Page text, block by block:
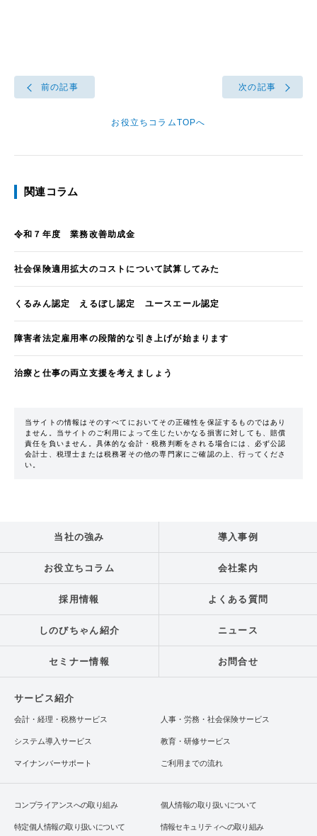
前の記事
お役立ちコラムTOPへ
次の記事
関連コラム
令和７年度 業務改善助成金
社会保険適用拡大のコストについて試算してみた
くるみん認定 えるぼし認定 ユースエール認定
障害者法定雇用率の段階的な引き上げが始まります
治療と仕事の両立支援を考えましょう
当サイトの情報はそのすべてにおいてその正確性を保証するものではあり
ません。当サイトのご利用によって生じたいかなる損害に対しても、賠償
責任を負いません。具体的な会計・税務判断をされる場合には、必ず公認
会計士、税理士または税務署その他の専門家にご確認の上、行ってくださ
い。
当社の強み 導入事例
お役立ちコラム 会社案内
採用情報 よくある質問
しのびちゃん紹介 ニュース
セミナー情報 お問合せ
サービス紹介
会計・経理・税務サービス 人事・労務・社会保険サービス
システム導入サービス 教育・研修サービス
マイナンバーサポート ご利用までの流れ
コンプライアンスへの取り組み 個人情報の取り扱いについて
特定個人情報の取り扱いについて 情報セキュリティへの取り組み